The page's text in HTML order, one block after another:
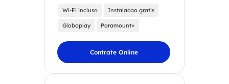
Wi-Fi incluso Instalacao gratis
Globoplay Paramount+
Contrate Online